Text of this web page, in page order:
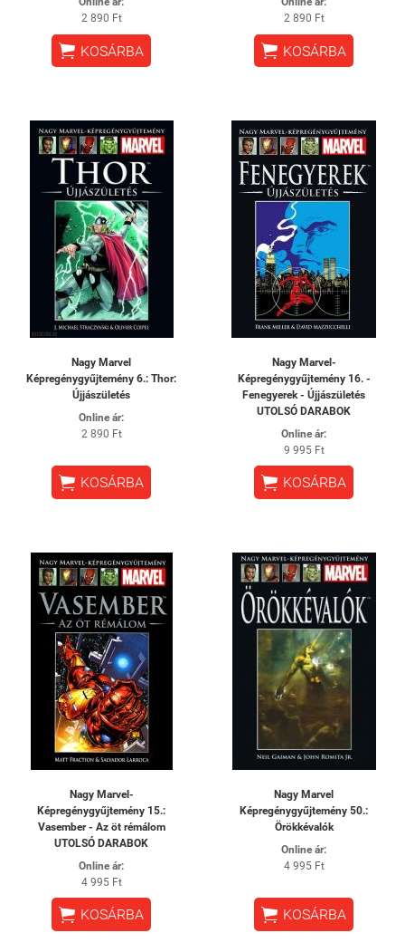
2 890 Ft
 KOSÁRBA
2 890 Ft
 KOSÁRBA
Nagy Marvel
Képregénygyűjtemény 6.: Thor:
Újjászületés
Online ár:
2 890 Ft
 KOSÁRBA
Nagy Marvel-
Képregénygyűjtemény 16. -
Fenegyerek - Újjászületés
UTOLSÓ DARABOK
Online ár:
9 995 Ft
 KOSÁRBA
Nagy Marvel-
Képregénygyűjtemény 15.:
Vasember - Az öt rémálom
UTOLSÓ DARABOK
Online ár:
4 995 Ft
 KOSÁRBA
Nagy Marvel
Képregénygyűjtemény 50.:
Örökkévalók
Online ár:
4 995 Ft
 KOSÁRBA